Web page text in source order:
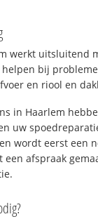
werkt uitsluitend
bij
en riool en
in Haarlem
uw
wordt eerst een
afspraak